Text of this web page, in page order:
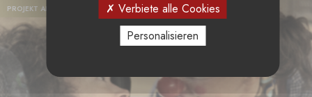
PROJEKT ABGESCHLOSSEN
Verbiete alle Cookies
Personalisieren